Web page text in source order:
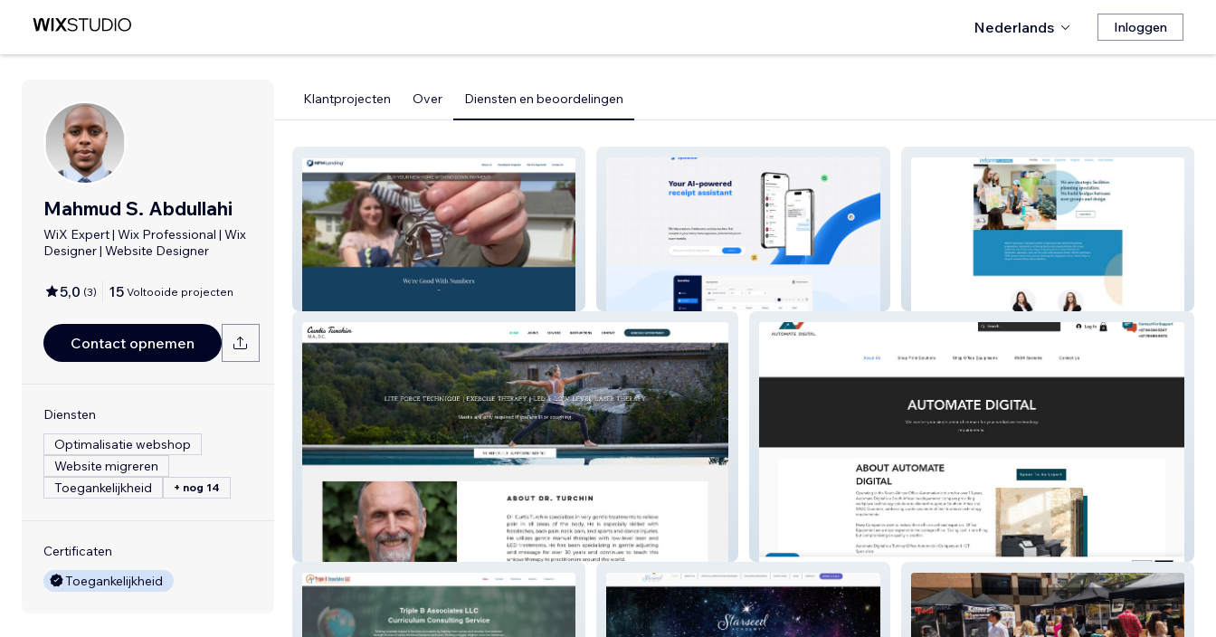
Nederlands Inloggen
Mahmud S. Abdullahi
WiX Expert | Wix Professional | Wix
Designer | Website Designer
5,0 (3) 15 Voltooide projecten
Contact opnemen
Diensten
Optimalisatie webshop
Website migreren
Toegankelijkheid
+ nog 14
Certificaten
Toegankelijkheid
Klantprojecten Over Diensten en beoordelingen
Spend Flow Inform Planning Inc.
chiropractor Automate Digital